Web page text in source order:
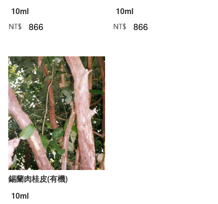
10ml
NT﹕
866
10ml
NT﹕
866
錫蘭肉桂皮(有機)
10ml